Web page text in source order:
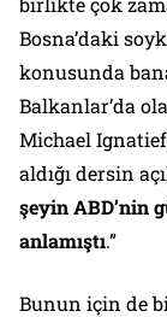
Bosna’daki
konusunda
Balkanlar’da
Michael
aldığı dersin
şeyin ABD’nin
anlamıştı.”
Bunun için de